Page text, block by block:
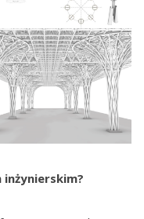
inżynierskim?